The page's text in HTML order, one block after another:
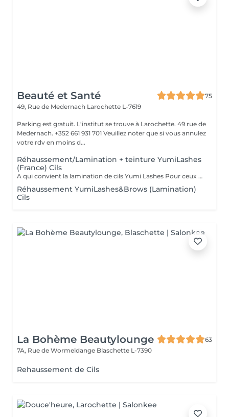
Beauté et Santé
75
49, Rue de Medernach Larochette L-7619
Parking est gratuit. L'institut se trouve à Larochette. 49 rue de
Medernach. +352 661 931 701 Veuillez noter que si vous annulez
votre rdv en moins d...
Réhaussement/Lamination + teinture YumiLashes
(France) Cils
A qui convient la lamination de cils Yumi Lashes Pour ceux qui ont: - cils courts - cils poussant droits - cils poussant vers le bas - cils clairs - avec absence de paupière - avec paupière supérieure débordante - avec des paupières « affaissées » liées à l'âge - mener une vie active - gagner du temps - ceux qui partent en vacances, en voyage Vous obtenez des cils brillants avec une belle courbe. Un peu de magie et voila
Réhaussement YumiLashes&Brows (Lamination)
Cils
La Bohème Beautylounge
63
7A, Rue de Wormeldange Blaschette L-7390
Rehaussement de Cils